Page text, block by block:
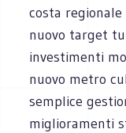
costa
nuovo target
investimenti
nuovo metro
semplice
miglioramenti